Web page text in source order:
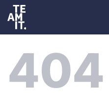
Skip
content
404